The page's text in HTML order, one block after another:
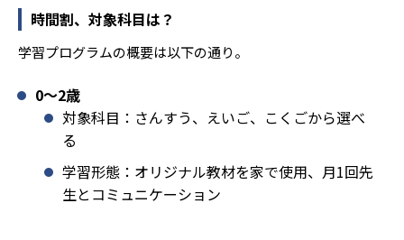
時間割、対象科目は？
学習プログラムの概要は以下の通り。
0〜2歳
対象科目：さんすう、えいご、こくごから選べ
る
学習形態：オリジナル教材を家で使用、月1回先
生とコミュニケーション